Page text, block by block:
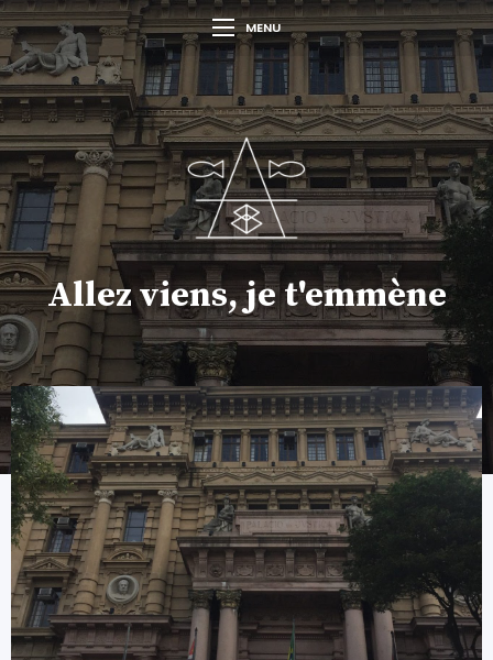
MENU
Allez viens, je t'emmène